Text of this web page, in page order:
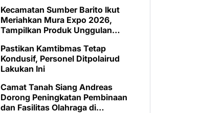
Kecamatan Sumber Barito Ikut
Meriahkan Mura Expo 2026,
Tampilkan Produk Unggulan
Pastikan Kamtibmas Tetap
Kondusif, Personel Ditpolairud
Lakukan Ini
Camat Tanah Siang Andreas
Dorong Peningkatan Pembinaan
dan Fasilitas Olahraga di